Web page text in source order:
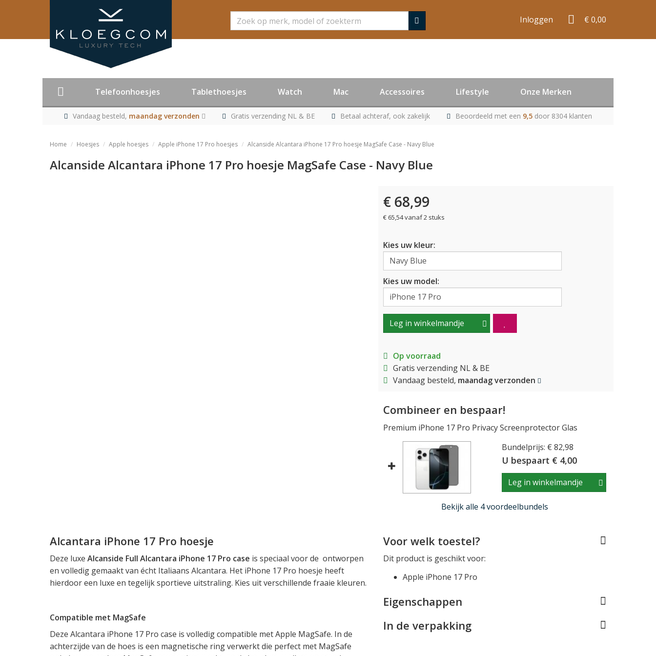
Zoeken Inloggen € 0,00
Telefoonhoesjes Tablethoesjes Watch Mac Accessoires Lifestyle Onze Merken
Vandaag besteld, maandag verzonden Gratis verzending NL & BE Betaal achteraf, ook zakelijk Beoordeeld met een 9,5 door 8304 klanten
Home Hoesjes Apple hoesjes Apple iPhone 17 Pro hoesjes Alcanside Alcantara iPhone 17 Pro hoesje MagSafe Case - Navy Blue
Alcanside Alcantara iPhone 17 Pro hoesje MagSafe Case - Navy Blue
€ 68,99
€ 65,54 vanaf 2 stuks
Kies uw kleur:
Kies uw model:
Leg in winkelmandje
Op voorraad
Gratis verzending NL & BE
Vandaag besteld, maandag verzonden
Combineer en bespaar!
Premium iPhone 17 Pro Privacy Screenprotector Glas
Bundelprijs: € 82,98
U bespaart € 4,00
Leg in winkelmandje
Bekijk alle 4 voordeelbundels
Alcantara iPhone 17 Pro hoesje
Deze luxe Alcanside Full Alcantara iPhone 17 Pro case is speciaal voor de ontworpen
en volledig gemaakt van écht Italiaans Alcantara. Het iPhone 17 Pro hoesje heeft
hierdoor een luxe en tegelijk sportieve uitstraling. Kies uit verschillende fraaie kleuren.
Compatible met MagSafe
Deze Alcantara iPhone 17 Pro case is volledig compatible met Apple MagSafe. In de
achterzijde van de hoes is een magnetische ring verwerkt die perfect met MagSafe
Voor welk toestel?
Dit product is geschikt voor:
Apple iPhone 17 Pro
Eigenschappen
In de verpakking